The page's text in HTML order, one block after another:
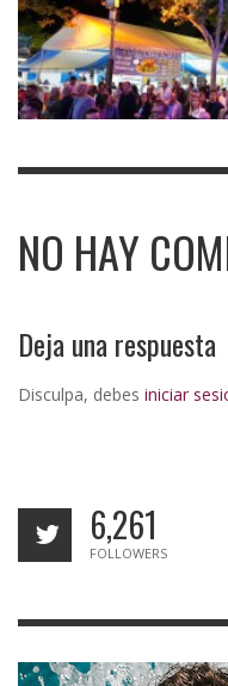
NO HAY
Deja una respuesta
Disculpa, debes iniciar
6,261
FOLLOWERS